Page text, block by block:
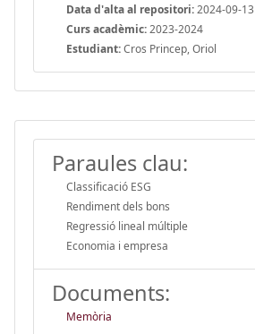
Data d'alta al repositori:2024-09-13
Curs acadèmic:2023-2024
Estudiant:Cros Princep, Oriol
Paraules clau:
Classificació ESG
Rendiment dels bons
Regressió lineal múltiple
Economia i empresa
Documents:
Memòria